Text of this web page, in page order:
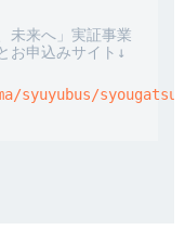
未来へ」実証事業
syuyubus/syougatsu